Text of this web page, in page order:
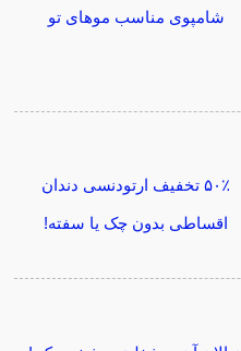
شامپوی مناسب موهای تو
۵۰٪ تخفیف ارتودنسی دندان
اقساطی بدون چک یا سفته!